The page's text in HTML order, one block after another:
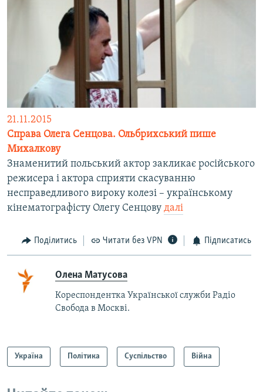
21.11.2015
Справа Олега Сенцова. Ольбрихський пише
Михалкову
Знаменитий польський актор закликає російського
режисера і актора сприяти скасуванню
несправедливого вироку колезі – українському
кінематографісту Олегу Сенцову далі
Поділитись Читати без VPN Підписатись
Олена Матусова
Кореспондентка Української служби Радіо
Свобода в Москві.
Україна Політика Суспільство Війна